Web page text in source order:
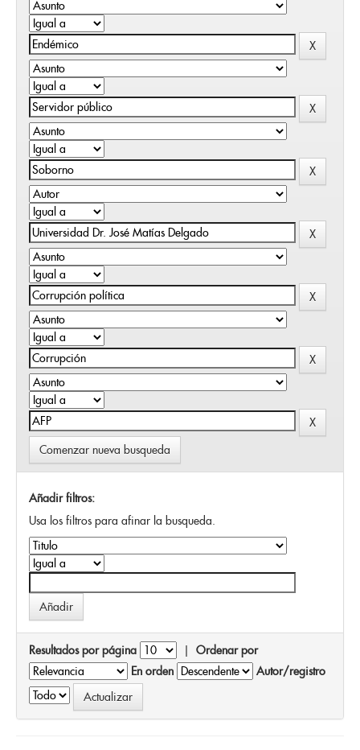
Comenzar nueva busqueda
Añadir filtros:
Usa los filtros para afinar la busqueda.
Resultados por página | Ordenar por
En orden
Autor/registro